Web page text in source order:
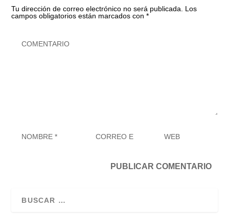
Tu dirección de correo electrónico no será publicada. Los
campos obligatorios están marcados con*